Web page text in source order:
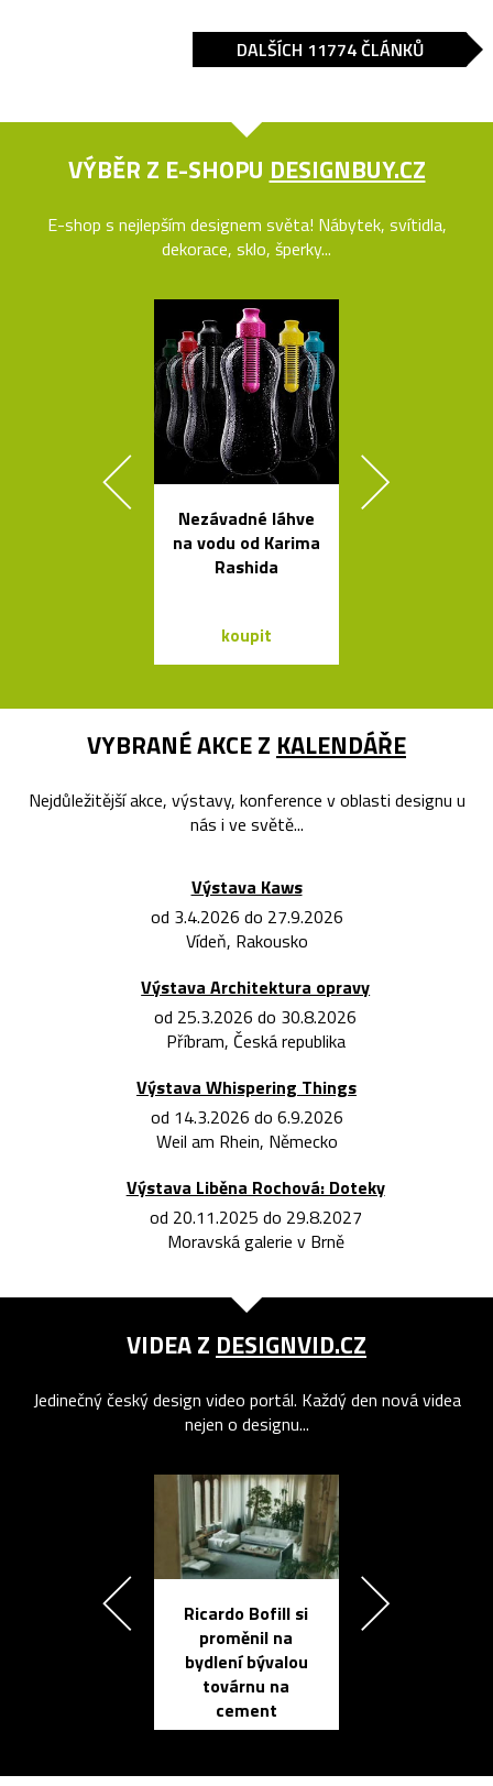
DALŠÍCH 11774 ČLÁNKŮ
VÝBĚR Z E-SHOPU DESIGNBUY.CZ
E-shop s nejlepším designem světa! Nábytek, svítidla,
dekorace, sklo, šperky...
Nezávadné láhve
na vodu od Karima
Rashida
koupit
VYBRANÉ AKCE Z KALENDÁŘE
Nejdůležitější akce, výstavy, konference v oblasti designu u
nás i ve světě...
Výstava Kaws
od 3.4.2026 do 27.9.2026
Vídeň, Rakousko
Výstava Architektura opravy
od 25.3.2026 do 30.8.2026
Příbram, Česká republika
Výstava Whispering Things
od 14.3.2026 do 6.9.2026
Weil am Rhein, Německo
Výstava Liběna Rochová: Doteky
od 20.11.2025 do 29.8.2027
Moravská galerie v Brně
VIDEA Z DESIGNVID.CZ
Jedinečný český design video portál. Každý den nová videa
nejen o designu...
Ricardo Bofill si
proměnil na
bydlení bývalou
továrnu na
cement